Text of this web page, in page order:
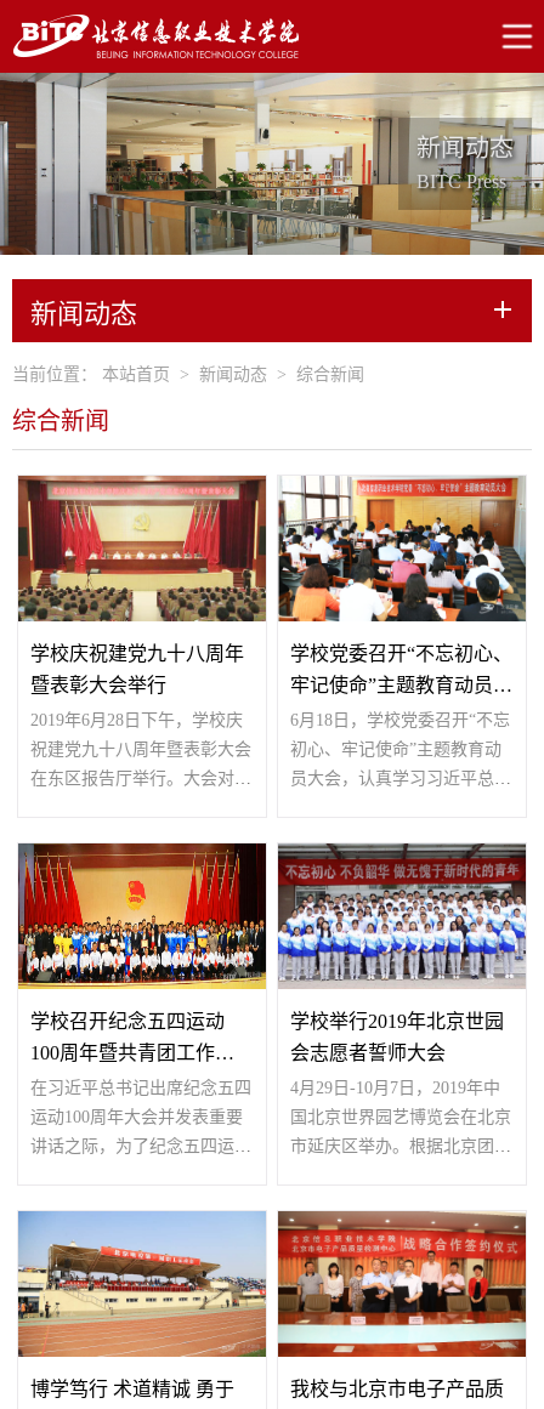
新闻动态
BITC Press
新闻动态
当前位置： 本站首页 > 新闻动态 > 综合新闻
综合新闻
学校庆祝建党九十八周年
暨表彰大会举行
2019年6月28日下午，学校庆
祝建党九十八周年暨表彰大会
在东区报告厅举行。大会对先
学校党委召开“不忘初心、
牢记使命”主题教育动员大
会
6月18日，学校党委召开“不忘
初心、牢记使命”主题教育动
员大会，认真学习习近平总书
学校召开纪念五四运动
100周年暨共青团工作表
彰大会
在习近平总书记出席纪念五四
运动100周年大会并发表重要
讲话之际，为了纪念五四运动
学校举行2019年北京世园
会志愿者誓师大会
4月29日-10月7日，2019年中
国北京世界园艺博览会在北京
市延庆区举办。根据北京团市
博学笃行 术道精诚 勇于
我校与北京市电子产品质